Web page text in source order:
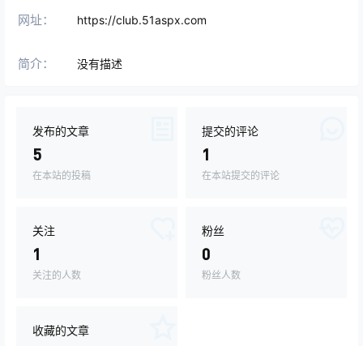
网址： https://club.51aspx.com
简介： 没有描述
发布的文章
5
在本站的投稿
提交的评论
1
在本站提交的评论
关注
1
关注的人数
粉丝
0
粉丝人数
收藏的文章